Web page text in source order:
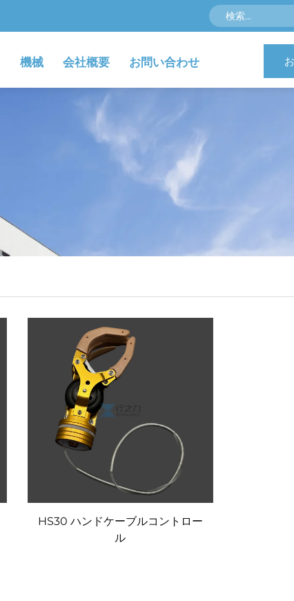
機械 会社概要 お問い合わせ
HS30 ハンドケーブルコントロー
ル